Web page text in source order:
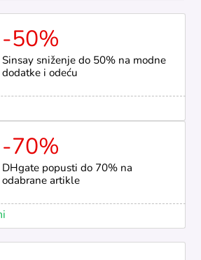
-50%
Sinsay sniženje do 50% na modne
dodatke i odeću
-70%
DHgate popusti do 70% na
odabrane artikle